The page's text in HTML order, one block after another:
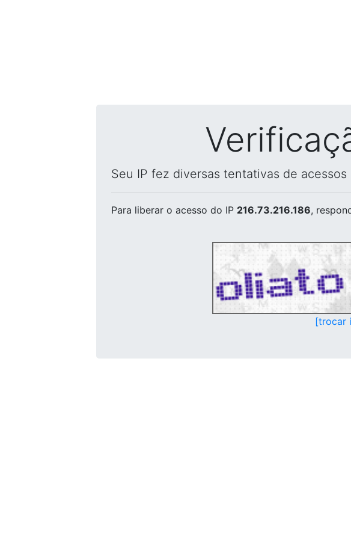
Seu IP fez diversas tentativas de
Para liberar o acesso do IP 216.73.216.186,
[trocar